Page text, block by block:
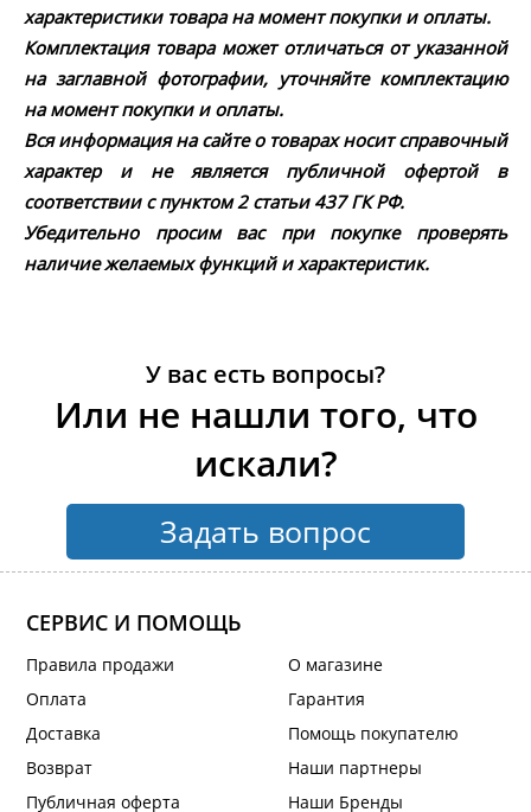
характеристики товара на момент покупки и оплаты.
Комплектация товара может отличаться от указанной
на заглавной фотографии, уточняйте комплектацию
на момент покупки и оплаты.
Вся информация на сайте о товарах носит справочный
характер и не является публичной офертой в
соответствии с пунктом 2 статьи 437 ГК РФ.
Убедительно просим вас при покупке проверять
наличие желаемых функций и характеристик.
У вас есть вопросы?
Или не нашли того, что
искали?
Задать вопрос
СЕРВИС И ПОМОЩЬ
Правила продажи
Оплата
Доставка
Возврат
Публичная оферта
О магазине
Гарантия
Помощь покупателю
Наши партнеры
Наши Бренды